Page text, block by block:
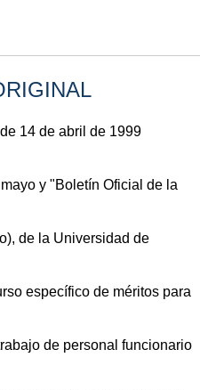
14 de abril de 1999
y "Boletín Oficial de la
de la Universidad de
específico de méritos para
de personal funcionario